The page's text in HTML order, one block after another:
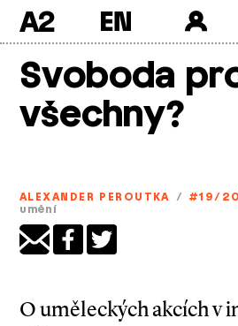
A2
Svoboda
všechny?
ALEXANDER PEROUTKA / #19/
umění
O uměleckých akcích v